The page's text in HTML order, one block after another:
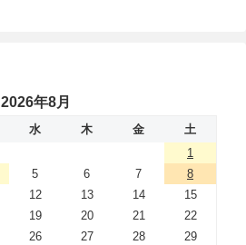
2026年8月
水 木 金
土
1
5 6 7
8
12 13 14
15
19 20 21
22
26 27 28
29